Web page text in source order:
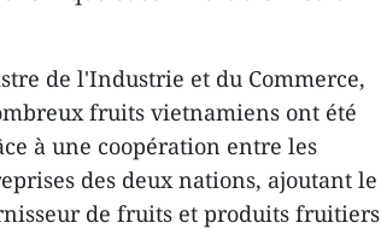
de l'Industrie et du Commerce,
fruits vietnamiens ont été
à une coopération entre les
des deux nations, ajoutant le
de fruits et produits fruitiers